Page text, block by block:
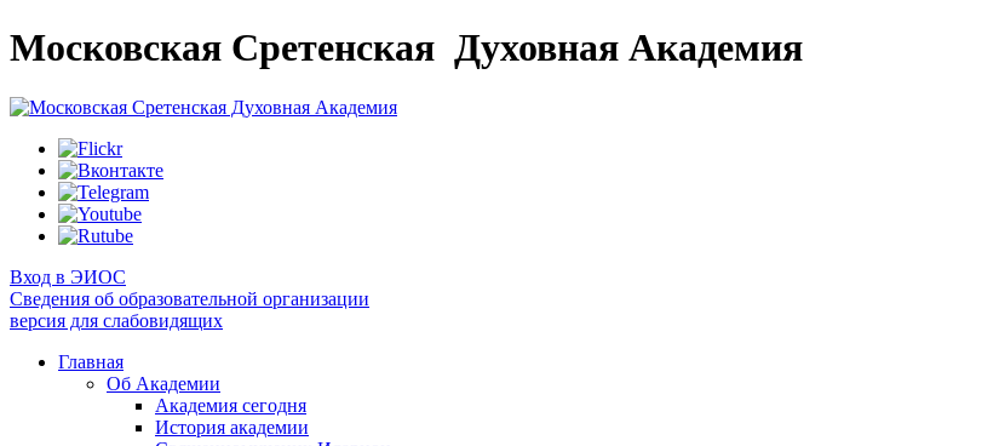
Московская Сретенская Духовная Академия
Вход в ЭИОС
Сведения об образовательной организации
версия для слабовидящих
Главная
Об Академии
Академия сегодня
История академии